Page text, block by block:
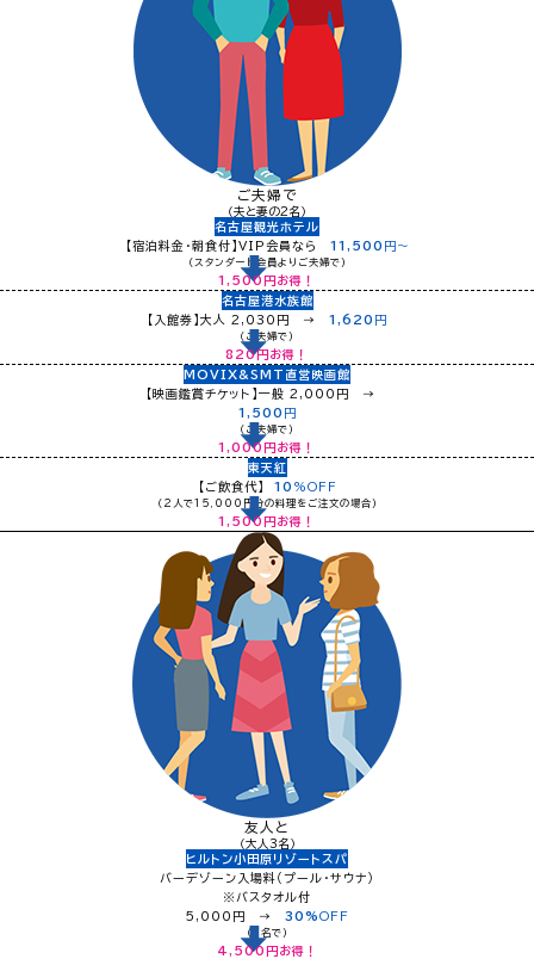
ご夫婦で
（夫と妻の2名）
名古屋観光ホテル
【宿泊料金・朝食付】VIP会員なら 11,500 円〜
（スタンダード会員よりご夫婦で）
1,500 円お得！
名古屋港水族館
【入館券】大人 2,030円 → 1,620 円
（ご夫婦で）
820円お得！
MOVIX&SMT直営映画館
【映画鑑賞チケット】一般 2,000円 →
1,500 円
（ご夫婦で）
1,000 円お得！
東天紅
【ご飲食代】 10 %OFF
（2人で15,000円分の料理をご注文の場合）
1,500 円お得！
友人と
（大人3名）
ヒルトン小田原リゾートスパ
バーデゾーン入場料（プール・サウナ）
※バスタオル付
5,000円 → 30% OFF
（3名で）
4,500 円お得！